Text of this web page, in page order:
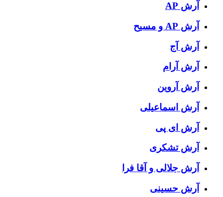
آرش AP
آرش AP و مسیح
آرش آج
آرش آرام
آرش آروین
آرش اسماعیلی
آرش ای پی
آرش تشکری
آرش جلالی و آقا فرا
آرش حسینی